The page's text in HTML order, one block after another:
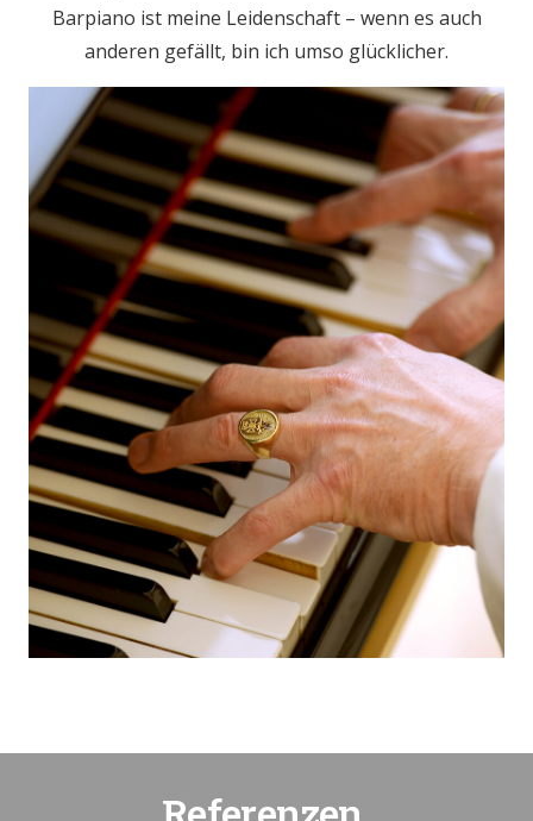
Barpiano ist meine Leidenschaft – wenn es auch
anderen gefällt, bin ich umso glücklicher.